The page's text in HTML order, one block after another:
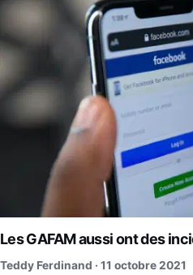
Les GAFAM aussi ont des
Teddy Ferdinand · 11 octobre 2021